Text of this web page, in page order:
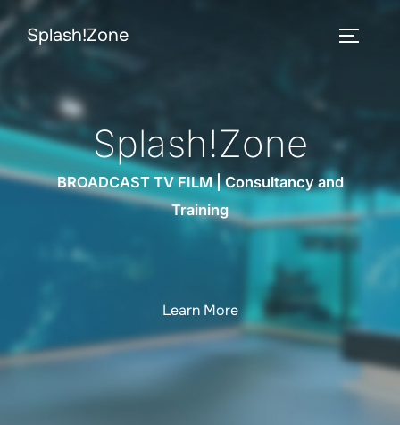
Zum
Inhalt
springen
Splash!Zone
Splash!Zone
BROADCAST TV FILM | Consultancy and
Training
Learn More